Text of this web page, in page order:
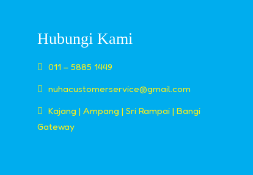
Hubungi Kami
011 – 5885 1449
nuhacustomerservice@gmail.com
Kajang | Ampang | Sri Rampai | Bangi
Gateway